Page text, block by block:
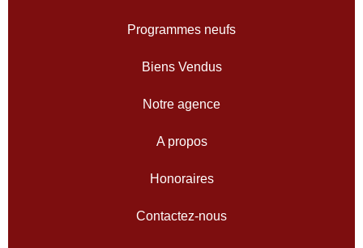
Programmes neufs
Biens Vendus
Notre agence
A propos
Honoraires
Contactez-nous